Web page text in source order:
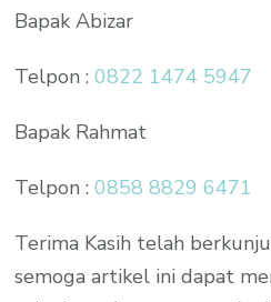
Bapak Abizar
Telpon :0822 1474 5947
Bapak Rahmat
Telpon :0858 8829 6471
Terima Kasih telah
semoga artikel ini dapat